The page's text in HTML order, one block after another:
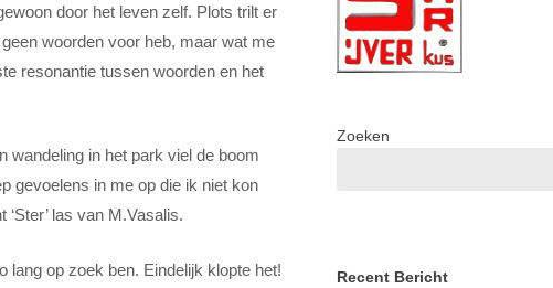
door het leven zelf. Plots trilt er
woorden voor heb, maar wat me
resonantie tussen woorden en het
wandeling in het park viel de boom
gevoelens in me op die ik niet kon
las van M.Vasalis.
lang op zoek ben. Eindelijk klopte het!
Zoeken
Recent Bericht